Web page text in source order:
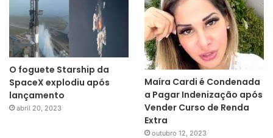
O foguete Starship da
SpaceX explodiu após
lançamento
abril 20, 2023
Maíra Cardi é Condenada
a Pagar Indenização após
Vender Curso de Renda
Extra
outubro 12, 2023